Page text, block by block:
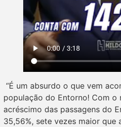
“É um absurdo o que vem
população do Entorno! Com o
acréscimo das passagens do
35,56%, sete vezes maior